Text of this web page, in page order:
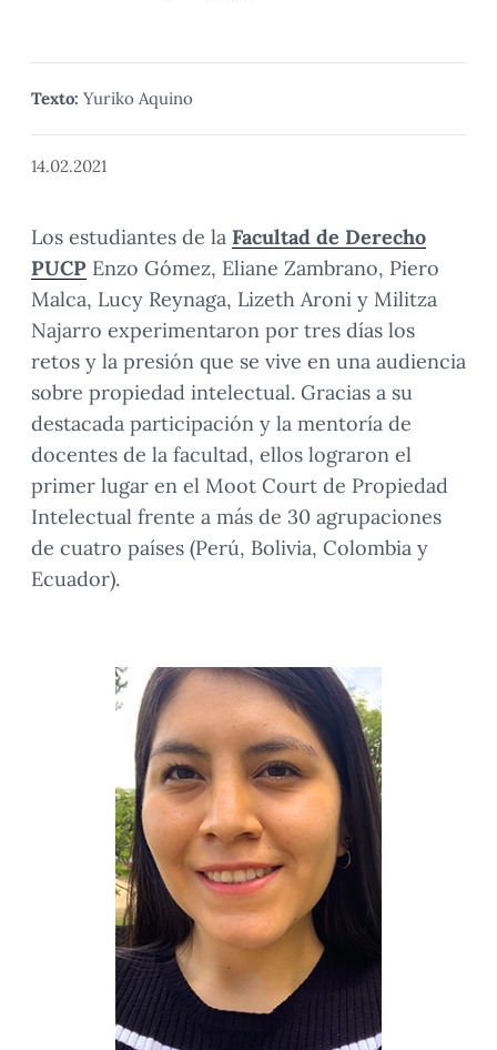
Texto: Yuriko Aquino
14.02.2021
Los estudiantes de la Facultad de Derecho
PUCP Enzo Gómez, Eliane Zambrano, Piero
Malca, Lucy Reynaga, Lizeth Aroni y Militza
Najarro experimentaron por tres días los
retos y la presión que se vive en una audiencia
sobre propiedad intelectual. Gracias a su
destacada participación y la mentoría de
docentes de la facultad, ellos lograron el
primer lugar en el Moot Court de Propiedad
Intelectual frente a más de 30 agrupaciones
de cuatro países (Perú, Bolivia, Colombia y
Ecuador).